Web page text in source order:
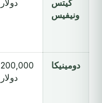
كيتس
ونيفيس
دولار
دومينيكا
200,000
دولار